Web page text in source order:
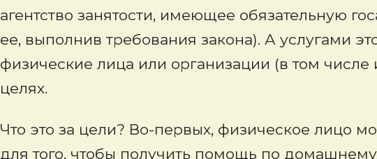
агентство занятости, имеющее обязательную
ее, выполнив требования закона). А услугами
физические лица или организации (в том
целях.
Что это за цели? Во-первых, физическое лицо
для того, чтобы получить помощь по